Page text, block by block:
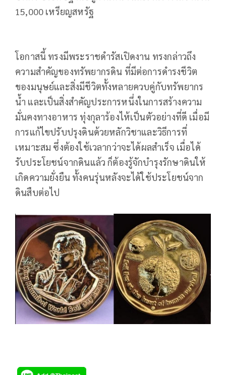
15,000 เหรียญสหรัฐ
โอกาสนี้ ทรงมีพระราชดำรัสเปิดงาน ทรงกล่าวถึง
ความสำคัญของทรัพยากรดิน ที่มีต่อการดำรงชีวิต
ของมนุษย์และสิ่งมีชีวิตทั้งหลายควบคู่กับทรัพยากร
น้ำ และเป็นสิ่งสำคัญประการหนึ่งในการสร้างความ
มั่นคงทางอาหาร ทุ่งกุลาร้องไห้เป็นตัวอย่างที่ดี เมื่อมี
การแก้ไขปรับปรุงดินด้วยหลักวิชาและวิธีการที่
เหมาะสม ซึ่งต้องใช้เวลากว่าจะได้ผลสำเร็จ เมื่อได้
รับประโยชน์จากดินแล้ว ก็ต้องรู้จักบำรุงรักษาดินให้
เกิดความยั่งยืน ทั้งคนรุ่นหลังจะได้ใช้ประโยชน์จาก
ดินสืบต่อไป